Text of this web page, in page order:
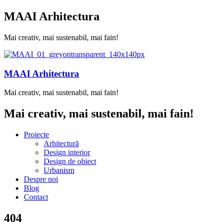
MAAI Arhitectura
Mai creativ, mai sustenabil, mai fain!
MAAI Arhitectura
Mai creativ, mai sustenabil, mai fain!
Mai creativ, mai sustenabil, mai fain!
Proiecte
Arhitectură
Design interior
Design de obiect
Urbanism
Despre noi
Blog
Contact
404